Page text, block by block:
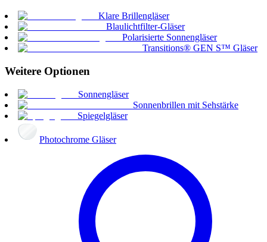
Klare Brillengläser
Blaulichtfilter-Gläser
Polarisierte Sonnengläser
Transitions® GEN S™ Gläser
Weitere Optionen
Sonnengläser
Sonnenbrillen mit Sehstärke
Spiegelgläser
Photochrome Gläser